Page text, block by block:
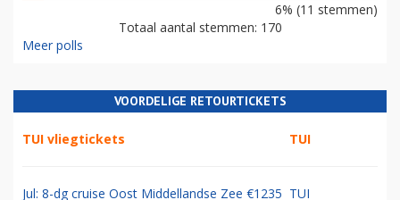
6% (11 stemmen)
Totaal aantal stemmen: 170
Meer polls
VOORDELIGE RETOURTICKETS
TUI vliegtickets TUI
Jul: 8-dg cruise Oost Middellandse Zee €1235 TUI